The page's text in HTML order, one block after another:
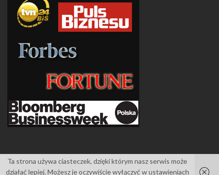
Islemagpowered byWordPress
Ta strona używa ciasteczek, dzięki którym nasz serwis może
działać lepiej. Możesz je oczywiście wyłączyć w ustawieniach